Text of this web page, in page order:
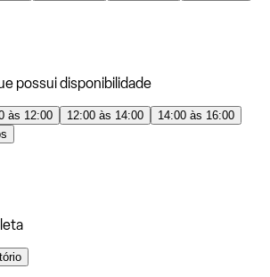
possui disponibilidade
às 12:00 12:00 às 14:00
14:00 às 16:00